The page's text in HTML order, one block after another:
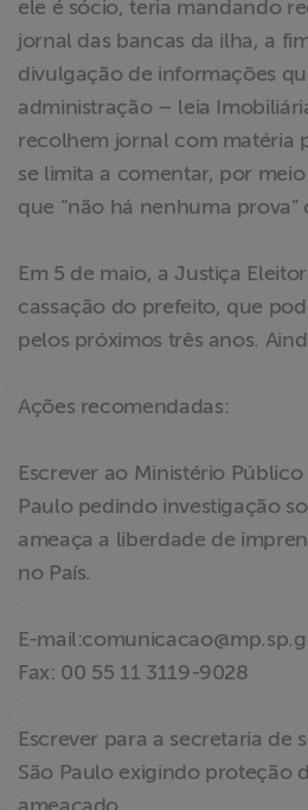
ele é sócio, teria mandando
jornal das bancas da ilha, a
divulgação de informações
administração – leia
recolhem jornal com matéria
se limita a comentar, por meio
que “não há nenhuma prova”
Em 5 de maio, a Justiça
cassação do prefeito, que
pelos próximos três anos.
Ações recomendadas:
Escrever ao Ministério
Paulo pedindo investigação
ameaça a liberdade de
no País.
E-mail:
Fax: 00 55 11 3119-9028
Escrever para a secretaria de
São Paulo exigindo proteção
ameaçado.